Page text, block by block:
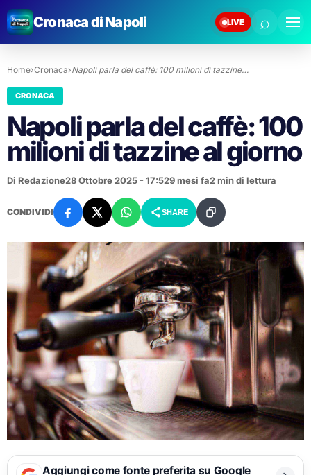
Cronaca di Napoli LIVE ⌕
Home›Cronaca›Napoli parla del caffè: 100 milioni di tazzine…
CRONACA
Napoli parla del caffè: 100
milioni di tazzine al giorno
Di Redazione28 Ottobre 2025 - 17:529 mesi fa2 min di lettura
CONDIVIDI SHARE
Aggiungi come fonte preferita su Google